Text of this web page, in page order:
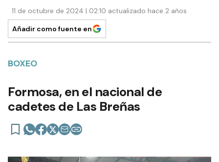
11 de octubre de 2024 | 02:10 actualizado hace 2 años
Añadir como fuente en
BOXEO
Formosa, en el nacional de
cadetes de Las Breñas